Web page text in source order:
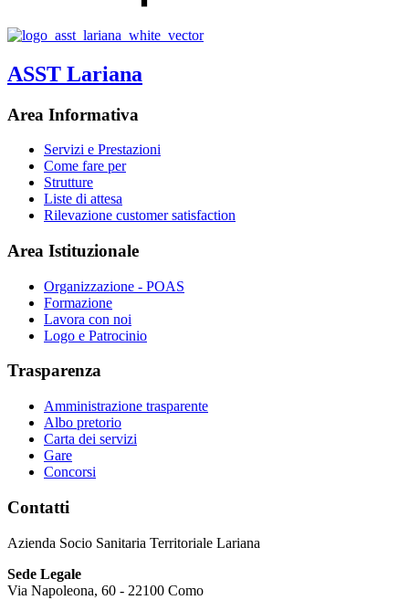
ASST Lariana
Area Informativa
Servizi e Prestazioni
Come fare per
Strutture
Liste di attesa
Rilevazione customer satisfaction
Area Istituzionale
Organizzazione - POAS
Formazione
Lavora con noi
Logo e Patrocinio
Trasparenza
Amministrazione trasparente
Albo pretorio
Carta dei servizi
Gare
Concorsi
Contatti
Azienda Socio Sanitaria Territoriale Lariana
Sede Legale
Via Napoleona, 60 - 22100 Como